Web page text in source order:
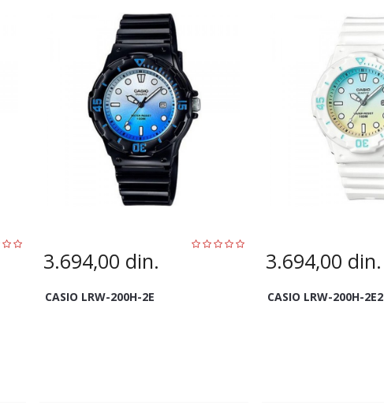
3.694,00 din.
CASIO LRW-200H-2E
3.694,00 din.
CASIO LRW-200H-2E2